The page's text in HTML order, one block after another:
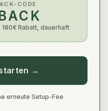
CODE
Rabatt, dauerhaft
→
erneute Setup-Fee